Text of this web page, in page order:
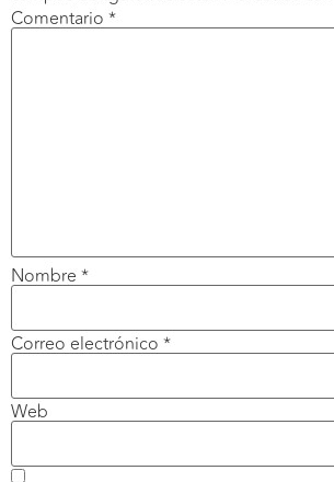
Comentario *
Nombre *
Correo electrónico *
Web